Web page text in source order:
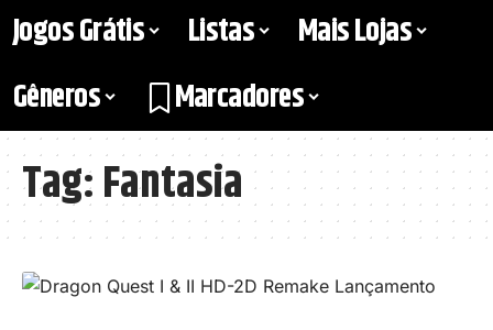
Jogos Grátis
Listas
Mais Lojas
Gêneros
Marcadores
Tag:Fantasia